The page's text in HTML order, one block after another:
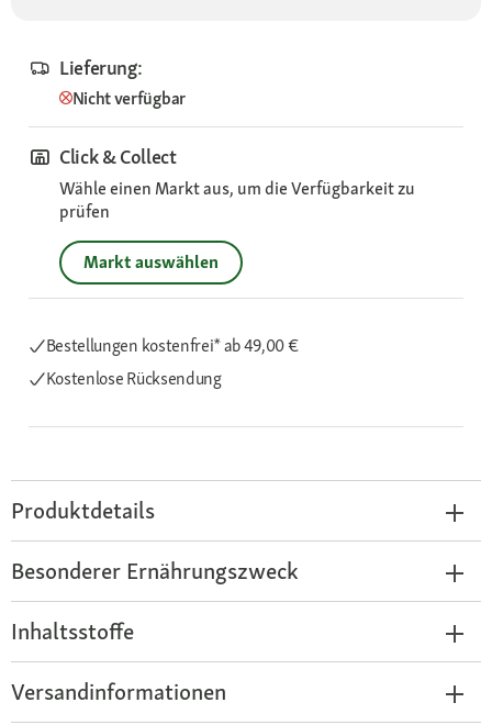
Lieferung:
Nicht verfügbar
Click & Collect
Wähle einen Markt aus, um die Verfügbarkeit zu
prüfen
Markt auswählen
Bestellungen kostenfrei*ab 49,00 €
Kostenlose Rücksendung
Produktdetails
Besonderer Ernährungszweck
Inhaltsstoffe
Versandinformationen